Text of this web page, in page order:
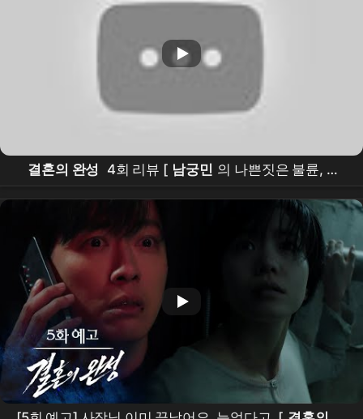
결혼의 완성 4회 리뷰 [ 남궁민 의 나쁜짓은 불륜, 새
로운 복선, 반지, 동료 여의사, 납치대상의 공통점] #결
#결혼의완성
#결혼의완성
남궁민 #결혼의완성